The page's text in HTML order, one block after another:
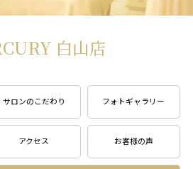
白山店
サロンのこだわり フォトギャラリー
アクセス お客様の声